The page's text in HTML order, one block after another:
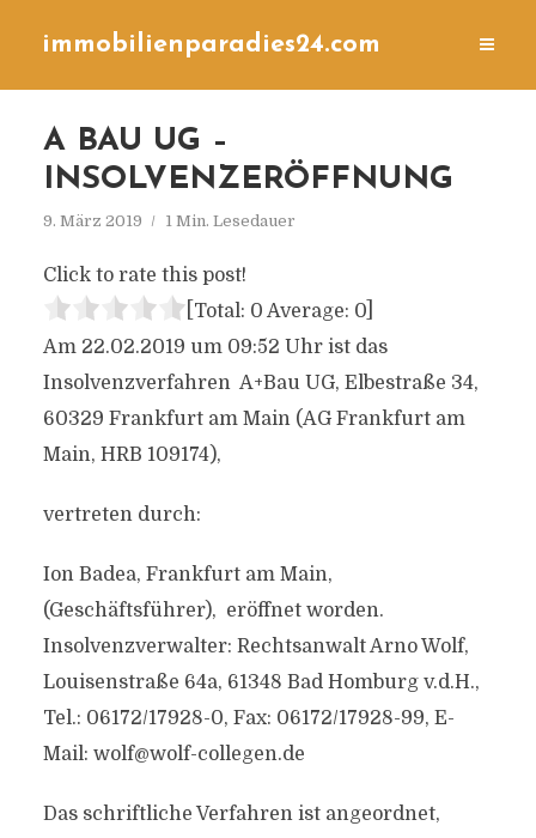
immobilienparadies24.com
A BAU UG –
INSOLVENZERÖFFNUNG
9. März 2019 1 Min. Lesedauer
Click to rate this post!
[Total: 0 Average: 0]
Am 22.02.2019 um 09:52 Uhr ist das
Insolvenzverfahren A+Bau UG, Elbestraße 34,
60329 Frankfurt am Main (AG Frankfurt am
Main, HRB 109174),
vertreten durch:
Ion Badea, Frankfurt am Main,
(Geschäftsführer), eröffnet worden.
Insolvenzverwalter: Rechtsanwalt Arno Wolf,
Louisenstraße 64a, 61348 Bad Homburg v.d.H.,
Tel.: 06172/17928-0, Fax: 06172/17928-99, E-
Mail: wolf@wolf-collegen.de
Das schriftliche Verfahren ist angeordnet,